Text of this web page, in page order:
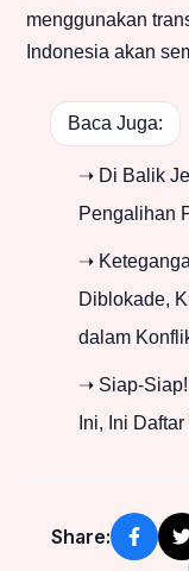
menggunakan
Indonesia akan
Baca Juga:
➝ Di Balik
Pengalihan
➝
Diblokade,
dalam
➝ Siap-
Ini, Ini
Share: